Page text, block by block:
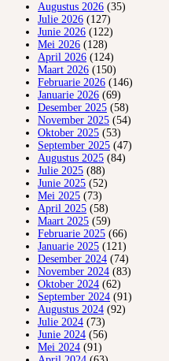
Augustus 2026 (35)
Julie 2026 (127)
Junie 2026 (122)
Mei 2026 (128)
April 2026 (124)
Maart 2026 (150)
Februarie 2026 (146)
Januarie 2026 (69)
Desember 2025 (58)
November 2025 (54)
Oktober 2025 (53)
September 2025 (47)
Augustus 2025 (84)
Julie 2025 (88)
Junie 2025 (52)
Mei 2025 (73)
April 2025 (58)
Maart 2025 (59)
Februarie 2025 (66)
Januarie 2025 (121)
Desember 2024 (74)
November 2024 (83)
Oktober 2024 (62)
September 2024 (91)
Augustus 2024 (92)
Julie 2024 (73)
Junie 2024 (56)
Mei 2024 (91)